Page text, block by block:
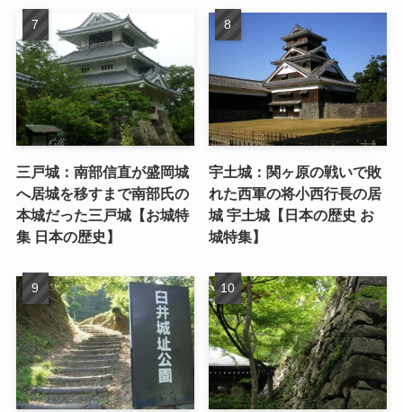
三戸城：南部信直が盛岡城
へ居城を移すまで南部氏の
本城だった三戸城【お城特
集 日本の歴史】
宇土城：関ヶ原の戦いで敗
れた西軍の将小西行長の居
城 宇土城【日本の歴史 お
城特集】